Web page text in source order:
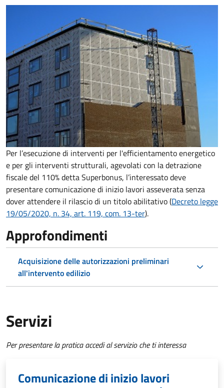
Per l’esecuzione di interventi per l'efficientamento energetico
e per gli interventi strutturali, agevolati con la detrazione
fiscale del 110% detta Superbonus, l’interessato deve
presentare comunicazione di inizio lavori asseverata senza
dover attendere il rilascio di un titolo abilitativo (Decreto legge
19/05/2020, n. 34, art. 119, com. 13-ter).
Approfondimenti
Acquisizione delle autorizzazioni preliminari
all'intervento edilizio
Servizi
Per presentare la pratica accedi al servizio che ti interessa
Comunicazione di inizio lavori